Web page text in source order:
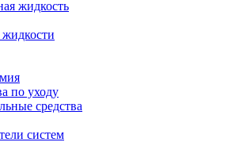
жидкость
по уходу
средства
систем